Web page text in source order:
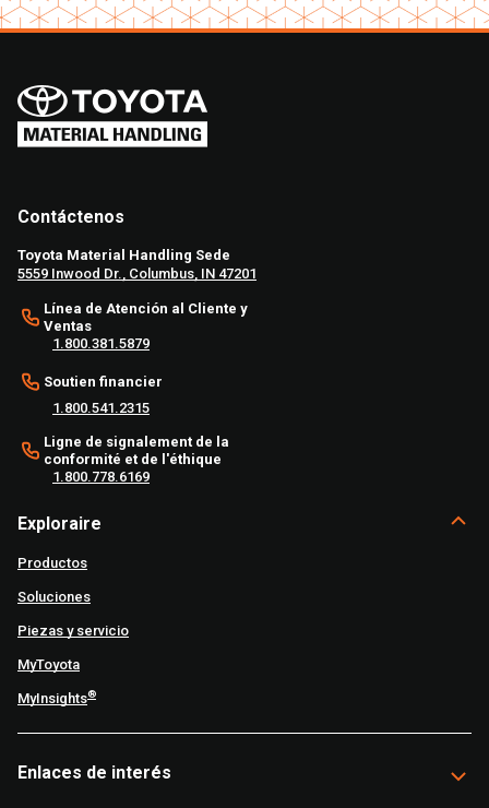
Contáctenos
Toyota Material Handling Sede
5559 Inwood Dr., Columbus, IN 47201
Línea de Atención al Cliente y
Ventas
1.800.381.5879
Soutien financier
1.800.541.2315
Ligne de signalement de la
conformité et de l'éthique
1.800.778.6169
Exploraire
Productos
Soluciones
Piezas y servicio
MyToyota
MyInsights®
Enlaces de interés